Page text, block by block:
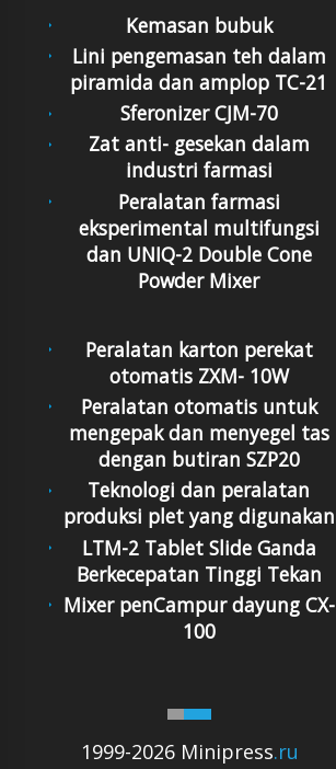
Kemasan bubuk
Lini pengemasan teh dalam
piramida dan amplop TC-21
Sferonizer CJM-70
Zat anti- gesekan dalam
industri farmasi
Peralatan farmasi
eksperimental multifungsi
dan UNIQ-2 Double Cone
Powder Mixer
1999-2026 Minipress.ru
Peralatan karton perekat
otomatis ZXM- 10W
Peralatan otomatis untuk
mengepak dan menyegel tas
dengan butiran SZP20
Teknologi dan peralatan
produksi plet yang digunakan
LTM-2 Tablet Slide Ganda
Berkecepatan Tinggi Tekan
Mixer penCampur dayung CX-
100